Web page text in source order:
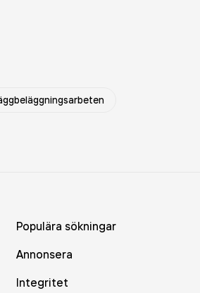
Populära sökningar
Annonsera
Integritet